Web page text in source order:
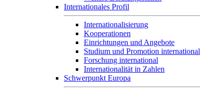
Internationales Profil
Internationalisierung
Kooperationen
Einrichtungen und Angebote
Studium und Promotion international
Forschung international
Internationalität in Zahlen
Schwerpunkt Europa